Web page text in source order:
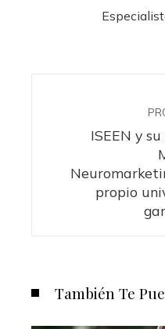
ISEEN y
propio
También Te